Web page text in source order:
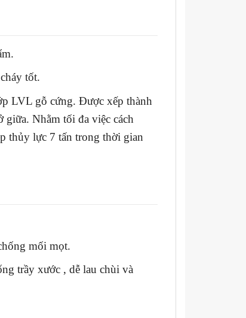
tốt.
LVL gỗ cứng. Được xếp thành
Nhằm tối đa việc cách
thủy lực 7 tấn trong thời gian
mối mọt.
trầy xước , dễ lau chùi và